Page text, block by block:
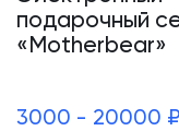
подарочный
«Motherbear»
3000 - 20000 ₽